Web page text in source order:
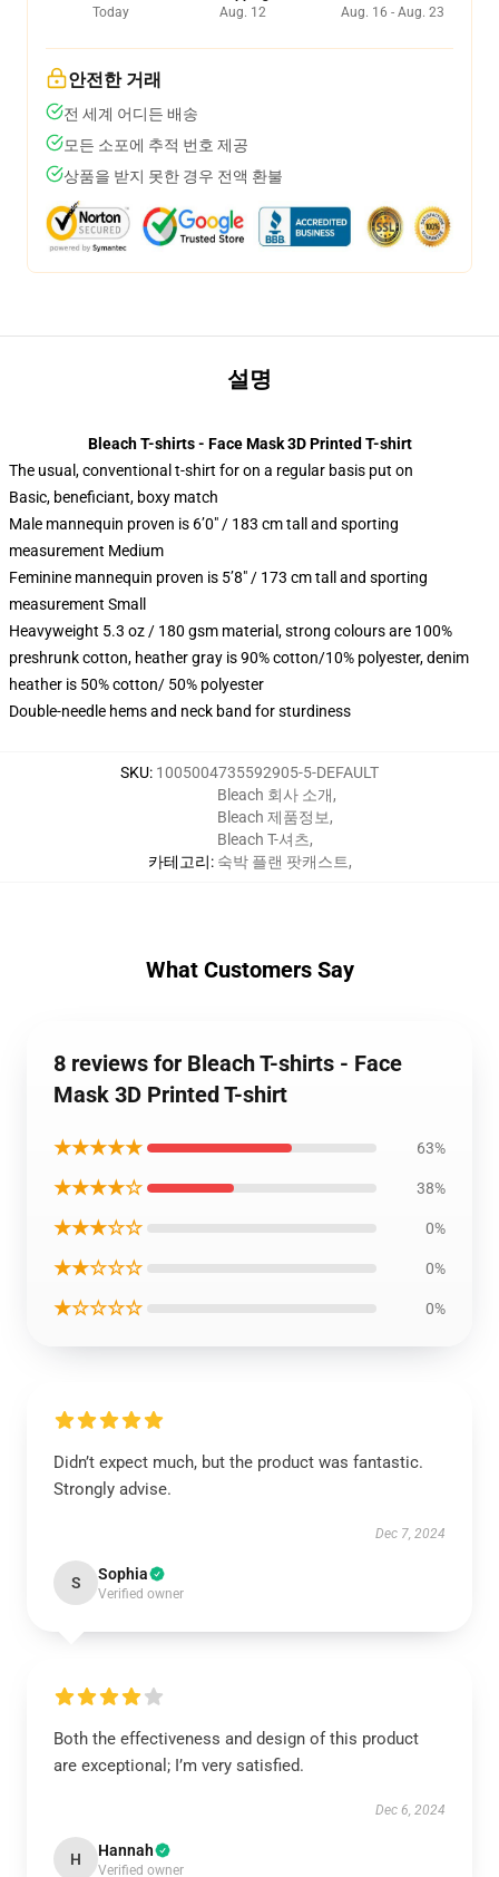
Today
Aug. 12
Aug. 16 - Aug. 23
안전한 거래
전 세계 어디든 배송
모든 소포에 추적 번호 제공
상품을 받지 못한 경우 전액 환불
설명
Bleach T-shirts - Face Mask 3D Printed T-shirt
The usual, conventional t-shirt for on a regular basis put on
Basic, beneficiant, boxy match
Male mannequin proven is 6’0″ / 183 cm tall and sporting
measurement Medium
Feminine mannequin proven is 5’8″ / 173 cm tall and sporting
measurement Small
Heavyweight 5.3 oz / 180 gsm material, strong colours are 100%
preshrunk cotton, heather gray is 90% cotton/10% polyester, denim
heather is 50% cotton/ 50% polyester
Double-needle hems and neck band for sturdiness
SKU: 1005004735592905-5-DEFAULT
카테고리:
Bleach 회사 소개,
Bleach 제품정보,
Bleach T-셔츠,
숙박 플랜 팟캐스트,
What Customers Say
8 reviews for Bleach T-shirts - Face
Mask 3D Printed T-shirt
★★★★★ 63%
★★★★☆ 38%
★★★☆☆ 0%
★★☆☆☆ 0%
★☆☆☆☆ 0%
Didn’t expect much, but the product was fantastic.
Strongly advise.
Dec 7, 2024
S Sophia
Verified owner
Both the effectiveness and design of this product
are exceptional; I’m very satisfied.
Dec 6, 2024
H Hannah
Verified owner